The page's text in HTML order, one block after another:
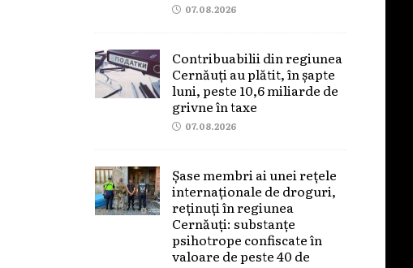
07.08.2026
Contribuabilii din regiunea
Cernăuți au plătit, în șapte
luni, peste 10,6 miliarde de
grivne în taxe
07.08.2026
Șase membri ai unei rețele
internaționale de droguri,
reținuți în regiunea
Cernăuți: substanțe
psihotrope confiscate în
valoare de peste 40 de